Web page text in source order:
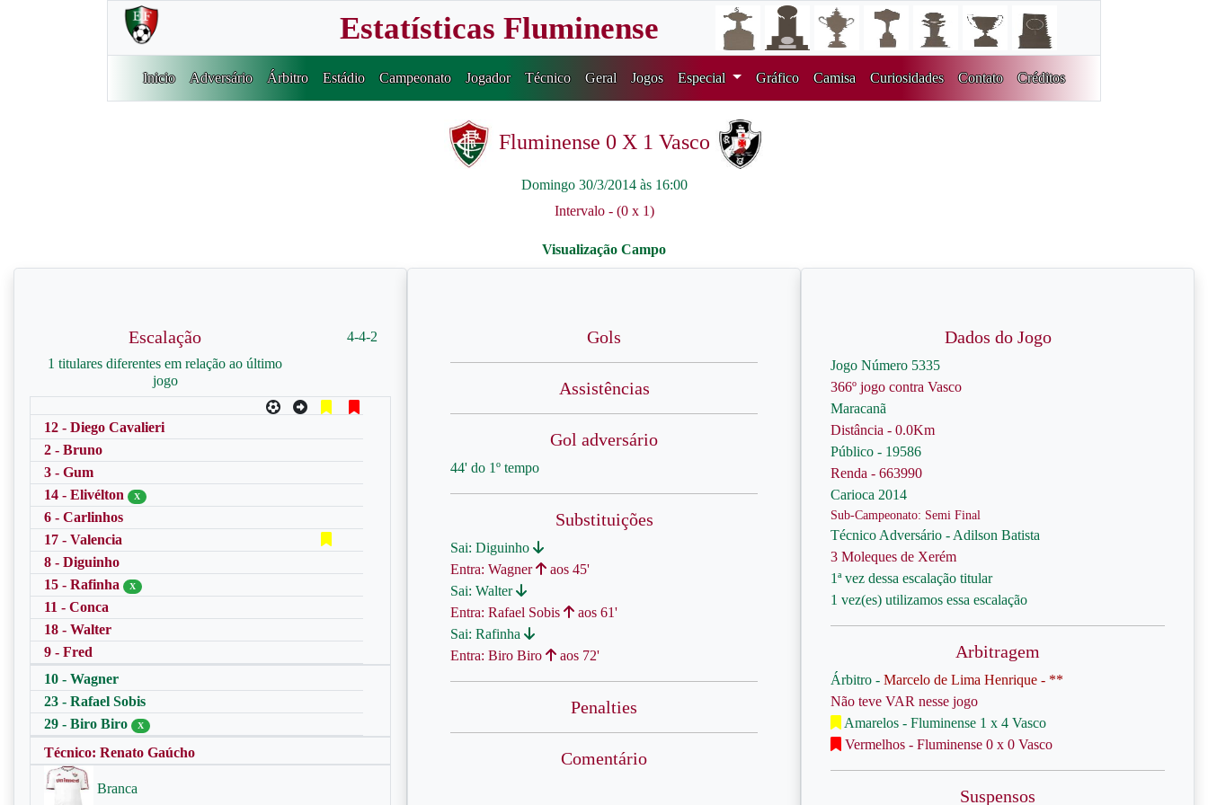
Estatísticas Fluminense
Inicio Adversário Árbitro Estádio Campeonato Jogador Técnico Geral Jogos Especial Gráfico Camisa Curiosidades Contato Créditos
Fluminense 0 X 1 Vasco
Domingo 30/3/2014 às 16:00
Intervalo - (0 x 1)
Escalação
1 titulares diferentes em relação ao último
jogo
4-4-2
12 - Diego Cavalieri
2 - Bruno
3 - Gum
14 - Elivélton
X
6 - Carlinhos
17 - Valencia
8 - Diguinho
15 - Rafinha
X
11 - Conca
18 - Walter
9 - Fred
10 - Wagner
23 - Rafael Sobis
29 - Biro Biro
X
Técnico: Renato Gaúcho
Branca
Gols
Assistências
Gol adversário
44' do 1º tempo
Substituições
Sai: Diguinho
Entra: Wagner
aos 45'
Sai: Walter
Entra: Rafael Sobis
aos 61'
Sai: Rafinha
Entra: Biro Biro
aos 72'
Penalties
Comentário
Dados do Jogo
Jogo Número 5335
366º jogo contra Vasco
Maracanã
Distância - 0.0Km
Público - 19586
Renda - 663990
Carioca 2014
Sub-Campeonato: Semi Final
Técnico Adversário - Adilson Batista
3 Moleques de Xerém
1ª vez dessa escalação titular
1 vez(es) utilizamos essa escalação
Arbitragem
Árbitro - Marcelo de Lima Henrique - **
Não teve VAR nesse jogo
Amarelos - Fluminense 1 x 4 Vasco
Vermelhos - Fluminense 0 x 0 Vasco
Suspensos